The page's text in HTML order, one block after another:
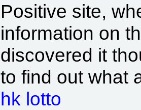
Positive site,
information on
discovered it
to find out what
hk lotto